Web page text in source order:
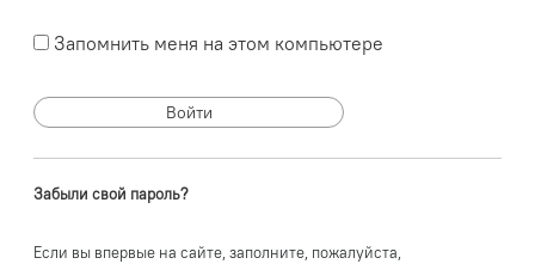
Запомнить меня на этом компьютере
Забыли свой пароль?
Если вы впервые на сайте, заполните, пожалуйста,